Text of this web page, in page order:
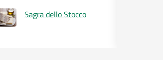
Sagra dello Stocco